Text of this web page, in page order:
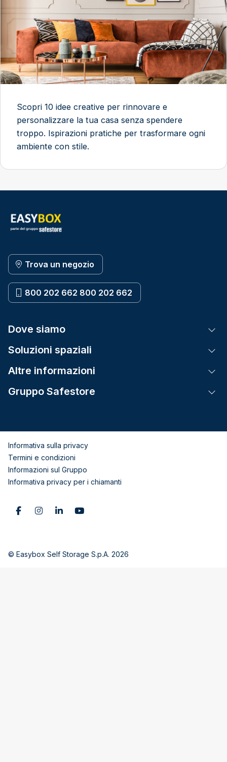
Scopri 10 idee creative per rinnovare e
personalizzare la tua casa senza spendere
troppo. Ispirazioni pratiche per trasformare ogni
ambiente con stile.
Trova un negozio
800 202 662 800 202 662
Dove siamo
Soluzioni spaziali
Altre informazioni
Gruppo Safestore
Informativa sulla privacy
Termini e condizioni
Informazioni sul Gruppo
Informativa privacy per i chiamanti
© Easybox Self Storage S.p.A. 2026